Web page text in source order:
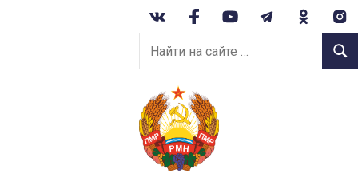
Найти
на
сайте: